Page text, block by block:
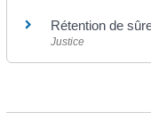
Rétention de
Justice